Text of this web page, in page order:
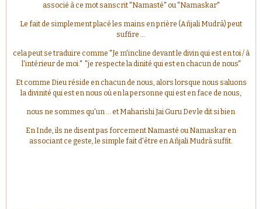
associé à ce mot sanscrit "Namasté" ou "Namaskar"
Le fait de simplement placé les mains en prière (Añjali Mudrā) peut
suffire ...
cela peut se traduire comme "Je m'incline devant le divin qui est en toi / à
l'intérieur de moi." "je respecte la dinité qui est en chacun de nous"
Et comme Dieu réside en chacun de nous, alors lorsque nous saluons
la divinité qui est en nous où en la personne qui est en face de nous,
nous ne sommes qu'un ... et Maharishi Jai Guru Dev le dit si bien
En Inde, ils ne disent pas forcement Namasté ou Namaskar en
associant ce geste, le simple fait d'être en Añjali Mudrā suffit.